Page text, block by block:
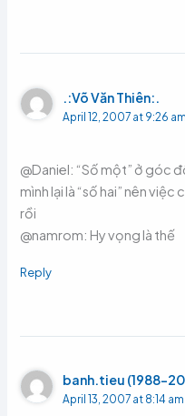
.:Võ Văn Thiên:.
April 12, 2007 at 9:26 am
@Daniel: “Số một” ở góc
mình lại là “số hai” nên
rồi
@namrom: Hy vọng là thế
Reply
banh.tieu (1988-
April 13, 2007 at 8:14 am